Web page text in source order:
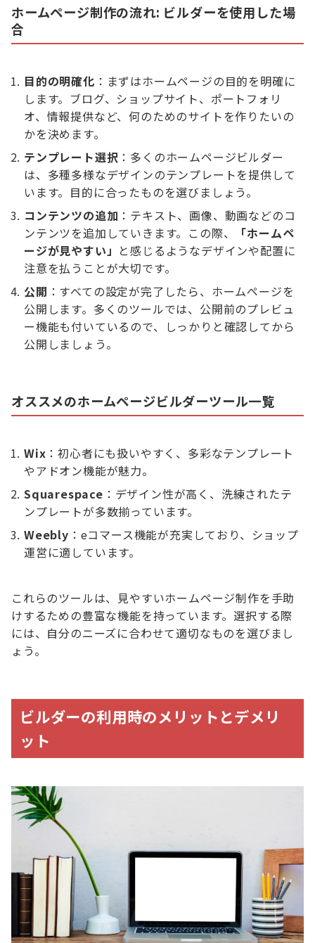
ホームページ制作の流れ: ビルダーを使用した場
合
目的の明確化 ：まずはホームページの目的を明確に
します。ブログ、ショップサイト、ポートフォリ
オ、情報提供など、何のためのサイトを作りたいの
かを決めます。
テンプレート選択 ：多くのホームページビルダー
は、多種多様なデザインのテンプレートを提供して
います。目的に合ったものを選びましょう。
コンテンツの追加 ：テキスト、画像、動画などのコ
ンテンツを追加していきます。この際、
「ホームペ
ージが見やすい」 と感じるようなデザインや配置に
注意を払うことが大切です。
公開 ：すべての設定が完了したら、ホームページを
公開します。多くのツールでは、公開前のプレビュ
ー機能も付いているので、しっかりと確認してから
公開しましょう。
オススメのホームページビルダーツール一覧
Wix ：初心者にも扱いやすく、多彩なテンプレート
やアドオン機能が魅力。
Squarespace ：デザイン性が高く、洗練されたテ
ンプレートが多数揃っています。
Weebly ：eコマース機能が充実しており、ショップ
運営に適しています。
これらのツールは、見やすいホームページ制作を手助
けするための豊富な機能を持っています。選択する際
には、自分のニーズに合わせて適切なものを選びまし
ょう。
ビルダーの利用時のメリットとデメリ
ット